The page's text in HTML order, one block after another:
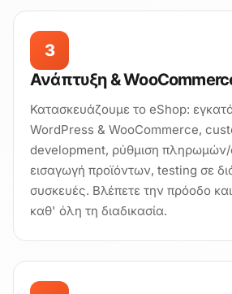
3
Ανάπτυξη &
Κατασκευάζουμε το eShop:
WordPress & WooCommerce,
development, ρύθμιση
εισαγωγή προϊόντων, testing σε
συσκευές. Βλέπετε την πρόοδο
καθ' όλη τη διαδικασία.